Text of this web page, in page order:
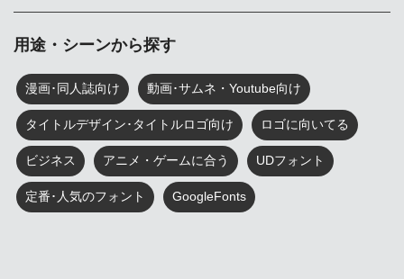
用途・シーンから探す
漫画･同人誌向け 動画･サムネ・Youtube向け
タイトルデザイン･タイトルロゴ向け ロゴに向いてる
ビジネス アニメ・ゲームに合う UDフォント
定番･人気のフォント GoogleFonts